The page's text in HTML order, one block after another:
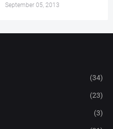
September 05, 2013
(34)
(23)
(3)